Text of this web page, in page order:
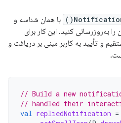
با همان شناسه و
به‌روزرسانی کنید. این کار برای
و تأیید به کاربر مبنی بر دریافت و
// Build a new
// handled their
val repliedNotification =